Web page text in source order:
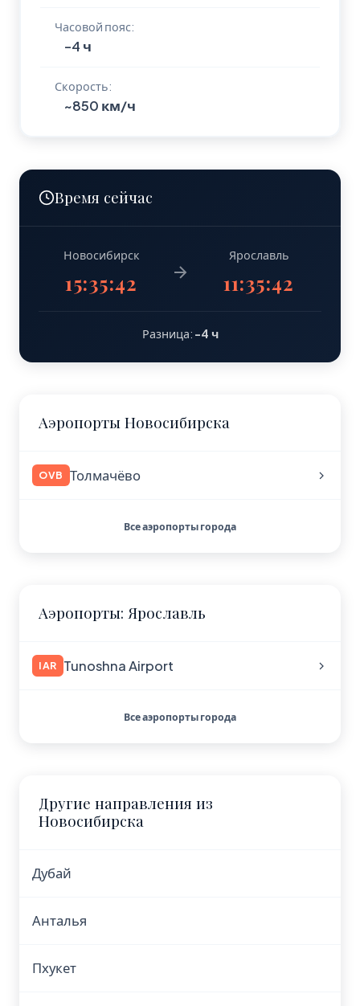
Часовой пояс:
-4 ч
Скорость:
~850 км/ч
Время сейчас
Новосибирск
15:35:43
Ярославль
11:35:43
Разница: -4 ч
Аэропорты Новосибирска
OVB Толмачёво
Все аэропорты города
Аэропорты: Ярославль
IAR Tunoshna Airport
Все аэропорты города
Другие направления из
Новосибирска
Дубай
Анталья
Пхукет